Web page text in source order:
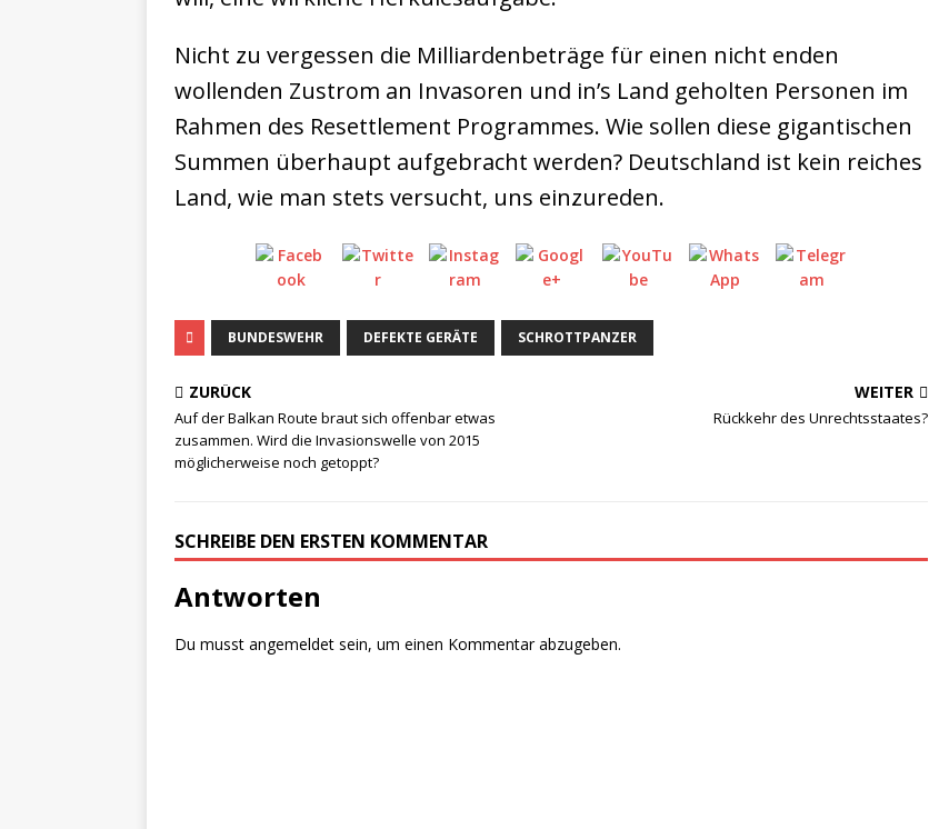
Nicht zu vergessen die Milliardenbeträge für einen nicht enden
wollenden Zustrom an Invasoren und in’s Land geholten Personen im
Rahmen des Resettlement Programmes. Wie sollen diese gigantischen
Summen überhaupt aufgebracht werden? Deutschland ist kein reiches
Land, wie man stets versucht, uns einzureden.
BUNDESWEHR DEFEKTE GERÄTE SCHROTTPANZER
ZURÜCK
Auf der Balkan Route braut sich offenbar etwas
zusammen. Wird die Invasionswelle von 2015
möglicherweise noch getoppt?
WEITER
Rückkehr des Unrechtsstaates?
SCHREIBE DEN ERSTEN KOMMENTAR
Antworten
Du musst angemeldet sein, um einen Kommentar abzugeben.